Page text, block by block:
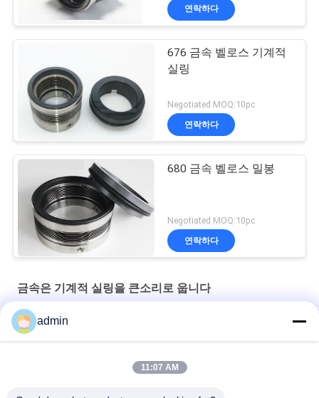
연락하다
676 금속 벨로스 기계적
실링
Negotiated MOQ:10pc
연락하다
680 금속 벨로스 밀봉
Negotiated MOQ:10pc
연락하다
금속은 기계적 실링을 큰소리로 웁니다
용접된 40MM 금속 벨로스 기계적 실링 대체 플유아이텐 TSHA
admin
11:07 AM